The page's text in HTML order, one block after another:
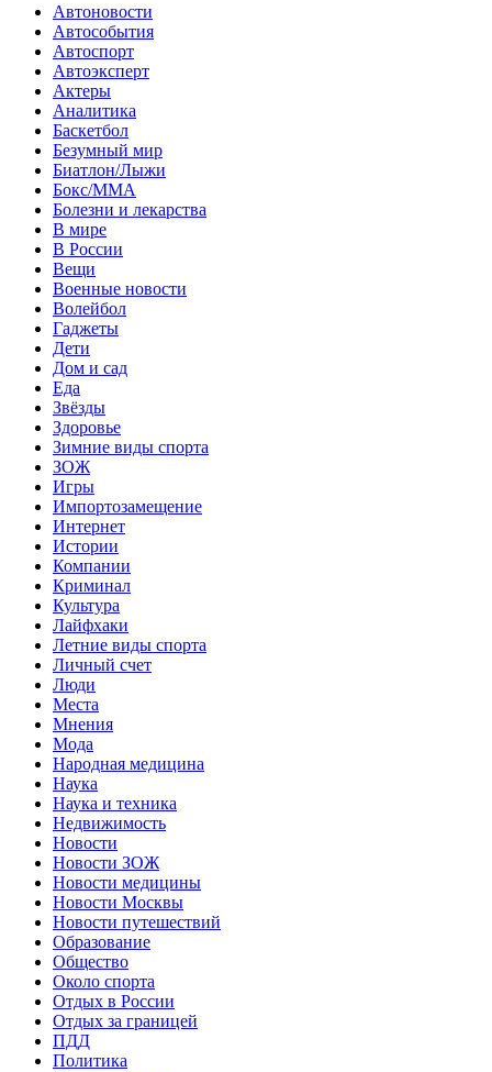
Автоновости
Автособытия
Автоспорт
Автоэксперт
Актеры
Аналитика
Баскетбол
Безумный мир
Биатлон/Лыжи
Бокс/MMA
Болезни и лекарства
В мире
В России
Вещи
Военные новости
Волейбол
Гаджеты
Дети
Дом и сад
Еда
Звёзды
Здоровье
Зимние виды спорта
ЗОЖ
Игры
Импортозамещение
Интернет
Истории
Компании
Криминал
Культура
Лайфхаки
Летние виды спорта
Личный счет
Люди
Места
Мнения
Мода
Народная медицина
Наука
Наука и техника
Недвижимость
Новости
Новости ЗОЖ
Новости медицины
Новости Москвы
Новости путешествий
Образование
Общество
Около спорта
Отдых в России
Отдых за границей
ПДД
Политика